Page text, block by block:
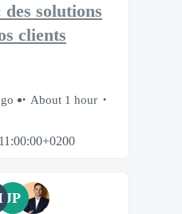
solutions
clients
About 1 hour
JP